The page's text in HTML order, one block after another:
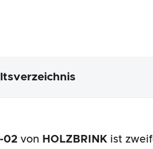
02 von HOLZBRINK ist